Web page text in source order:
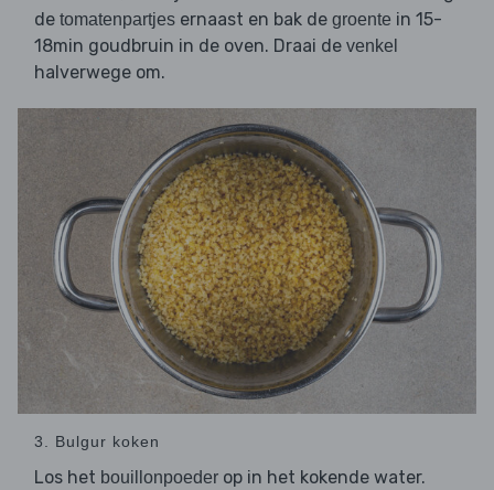
de tomatenpartjes ernaast en bak de groente in 15-
18min goudbruin in de oven. Draai de venkel
halverwege om.
3. Bulgur koken
Los het bouillonpoeder op in het kokende water.